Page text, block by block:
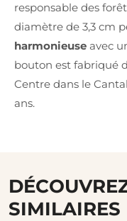
responsable des
diamètre de 3,3 cm
harmonieuse avec
bouton est fabriqué
Centre dans le
ans.
SIMILAIRES